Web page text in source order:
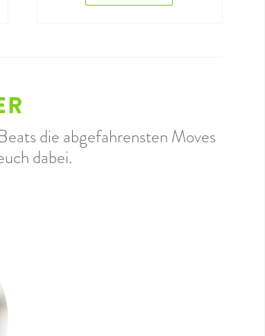
die abgefahrensten Moves
dabei.